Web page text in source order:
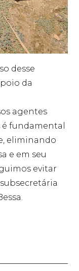
desse
da
agentes
fundamental
eliminando
e em seu
evitar